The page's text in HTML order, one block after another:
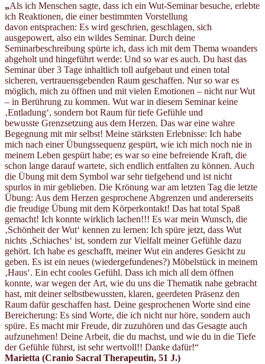
„Als ich Menschen sagte, dass ich ein Wut-Seminar besuche, erlebte
ich Reaktionen, die einer bestimmten Vorstellung
davon entsprachen: Es wird geschrien, geschlagen, sich
ausgepowert, also ein wildes Seminar. Durch deine
Seminarbeschreibung spürte ich, dass ich mit dem Thema woanders
abgeholt und hingeführt werde: Und so war es auch. Du hast das
Seminar über 3 Tage inhaltlich toll aufgebaut und einen total
sicheren, vertrauensgebenden Raum geschaffen. Nur so war es
möglich, mich zu öffnen und mit vielen Emotionen – nicht nur Wut
– in Berührung zu kommen. Wut war in diesem Seminar keine
‚Entladung‘, sondern bot Raum für tiefe Gefühle und
bewusste Grenzsetzung aus dem Herzen. Das war eine wahre
Begegnung mit mir selbst! Meine stärksten Erlebnisse: Ich habe
mich nach einer Übungssequenz gespürt, wie ich mich noch nie in
meinem Leben gespürt habe; es war so eine befreiende Kraft, die
schon lange darauf wartete, sich endlich entfalten zu können. Auch
die Übung mit dem Symbol war sehr tiefgehend und ist nicht
spurlos in mir geblieben. Die Krönung war am letzten Tag die letzte
Übung: Aus dem Herzen gesprochene Abgrenzen und andererseits
die freudige Übung mit dem Körperkontakt! Das hat total Spaß
gemacht! Ich konnte wirklich lachen!!! Es war mein Wunsch, die
‚Schönheit der Wut‘ kennen zu lernen: Ich spüre jetzt, dass Wut
nichts ‚Schiaches‘ ist, sondern zur Vielfalt meiner Gefühle dazu
gehört. Ich habe es geschafft, meiner Wut ein anderes Gesicht zu
geben. Es ist ein neues (wiedergefundenes?) Möbelstück in meinem
‚Haus‘. Ein echt cooles Gefühl. Dass ich mich all dem öffnen
konnte, war wegen der Art, wie du uns die Thematik nahe gebracht
hast, mit deiner selbstbewussten, klaren, geerdeten Präsenz den
Raum dafür geschaffen hast. Deine gesprochenen Worte sind eine
Bereicherung: Es sind Worte, die ich nicht nur höre, sondern auch
spüre. Es macht mir Freude, dir zuzuhören und das Gesagte auch
aufzunehmen! Deine Arbeit, die du machst, und wie du in die Tiefe
der Gefühle führst, ist sehr wertvoll!! Danke dafür!“
Marietta (Cranio Sacral Therapeutin, 51 J.)